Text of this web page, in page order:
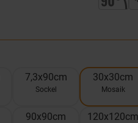
7,3x90cm
Sockel
30x30cm
Mosaik
90x90cm 120x120cm